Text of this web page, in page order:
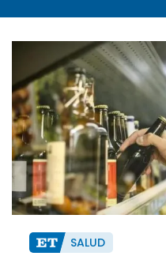
SALUD